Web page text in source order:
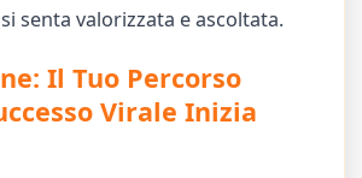
senta valorizzata e ascoltata.
Il Tuo Percorso
Virale Inizia